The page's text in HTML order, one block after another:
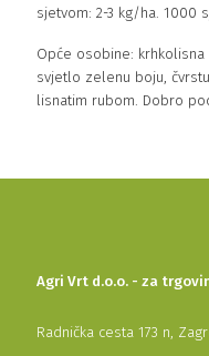
sjetvom: 2-3 kg/ha. 1000
Opće osobine:
svjetlo zelenu boju,
lisnatim rubom. Dobro
Agri Vrt d.o.o. - za
Radnička cesta 173 n,